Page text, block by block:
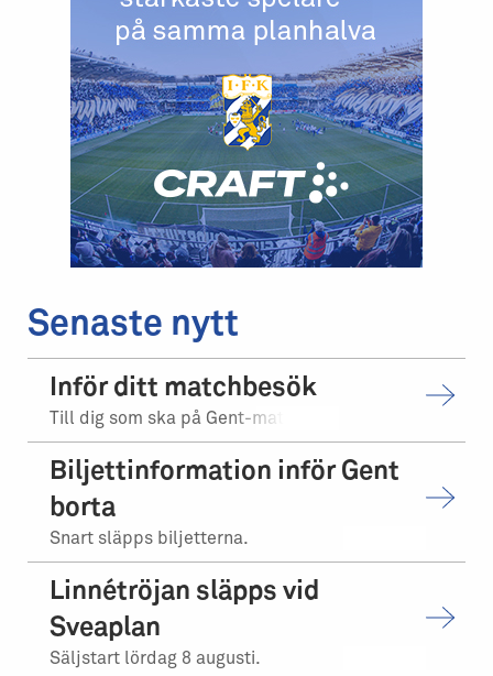
Senaste nytt
Inför ditt matchbesök
Till dig som ska på Gent-matchen.
Biljettinformation inför Gent
borta
Snart släpps biljetterna.
Linnétröjan släpps vid
Sveaplan
Säljstart lördag 8 augusti.